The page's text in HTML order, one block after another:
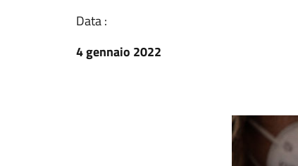
Data :
4 gennaio 2022